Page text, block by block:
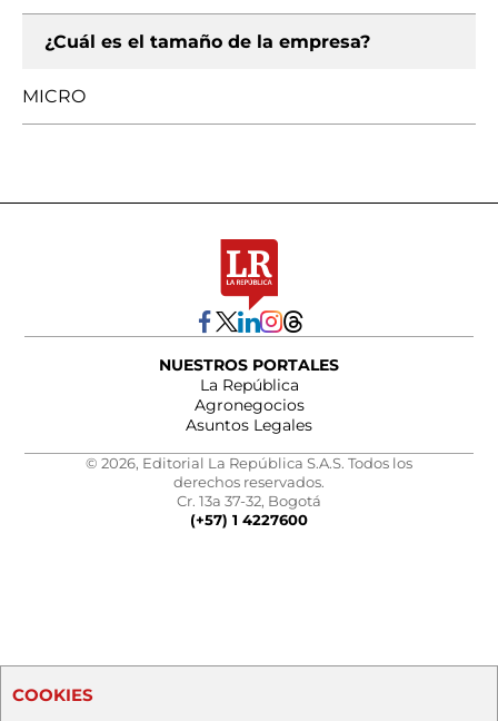
¿Cuál es el tamaño de la empresa?
MICRO
NUESTROS PORTALES
La República
Agronegocios
Asuntos Legales
© 2026, Editorial La República S.A.S. Todos los
derechos reservados.
Cr. 13a 37-32, Bogotá
(+57) 1 4227600
COOKIES